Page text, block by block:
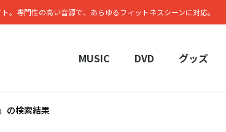
。専⾨性の⾼い⾳源で、あらゆるフィットネスシーンに対応。
MUSIC DVD グッズ
の検索結果